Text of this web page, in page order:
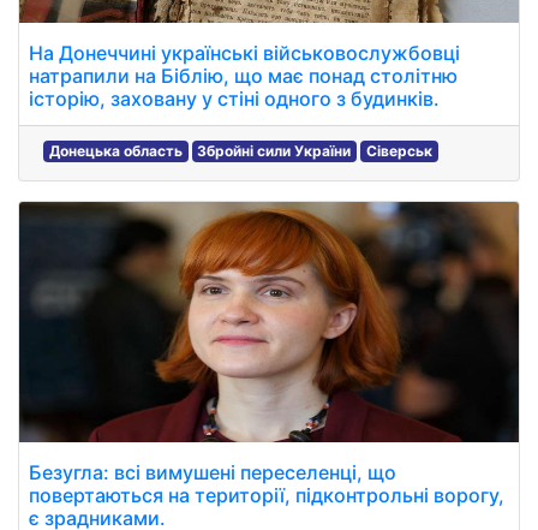
На Донеччині українські військовослужбовці
натрапили на Біблію, що має понад столітню
історію, заховану у стіні одного з будинків.
Донецька область Збройні сили України Сіверськ
Безугла: всі вимушені переселенці, що
повертаються на території, підконтрольні ворогу,
є зрадниками.